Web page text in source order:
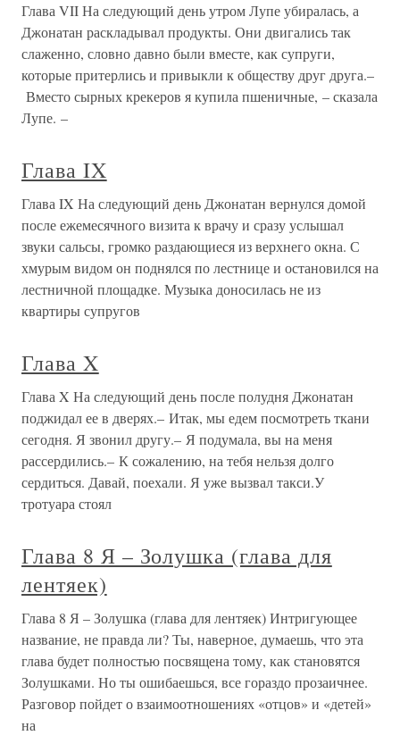
Глава VII На следующий день утром Лупе убиралась, а
Джонатан раскладывал продукты. Они двигались так
слаженно, словно давно были вместе, как супруги,
которые притерлись и привыкли к обществу друг друга.–
Вместо сырных крекеров я купила пшеничные, – сказала
Лупе. –
Глава IX
Глава IX На следующий день Джонатан вернулся домой
после ежемесячного визита к врачу и сразу услышал
звуки сальсы, громко раздающиеся из верхнего окна. С
хмурым видом он поднялся по лестнице и остановился на
лестничной площадке. Музыка доносилась не из
квартиры супругов
Глава X
Глава X На следующий день после полудня Джонатан
поджидал ее в дверях.– Итак, мы едем посмотреть ткани
сегодня. Я звонил другу.– Я подумала, вы на меня
рассердились.– К сожалению, на тебя нельзя долго
сердиться. Давай, поехали. Я уже вызвал такси.У
тротуара стоял
Глава 8 Я – Золушка (глава для
лентяек)
Глава 8 Я – Золушка (глава для лентяек) Интригующее
название, не правда ли? Ты, наверное, думаешь, что эта
глава будет полностью посвящена тому, как становятся
Золушками. Но ты ошибаешься, все гораздо прозаичнее.
Разговор пойдет о взаимоотношениях «отцов» и «детей»
на